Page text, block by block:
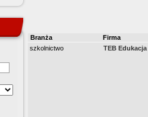
Branża
Firma
szkolnictwo
TEB